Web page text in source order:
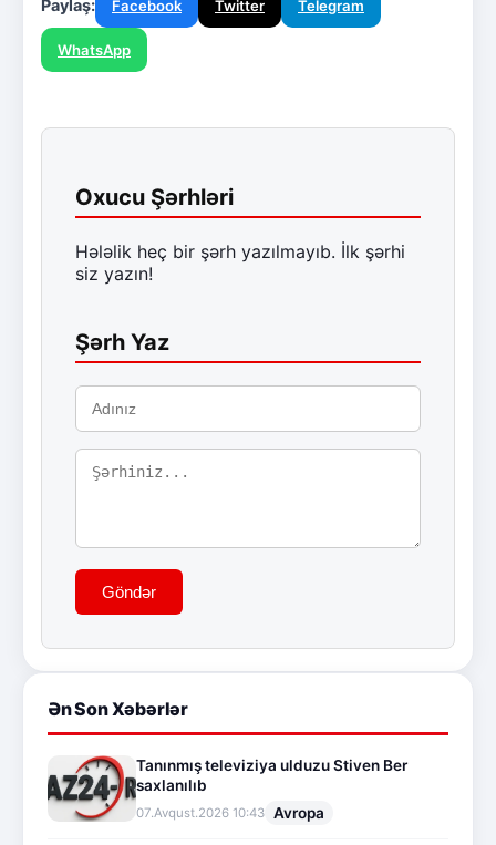
Paylaş: Facebook Twitter Telegram
WhatsApp
Oxucu Şərhləri
Hələlik heç bir şərh yazılmayıb. İlk şərhi
siz yazın!
Şərh Yaz
Göndər
Ən Son Xəbərlər
Tanınmış televiziya ulduzu Stiven Ber
saxlanılıb
07.Avqust.2026 10:43 Avropa